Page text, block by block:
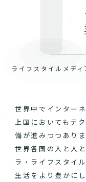
ライフスタイルメディ
世界中でインター
上国においてもテ
備が進みつつありま
世界各国の人と人
ラ・ライフスタイ
生活をより豊かに